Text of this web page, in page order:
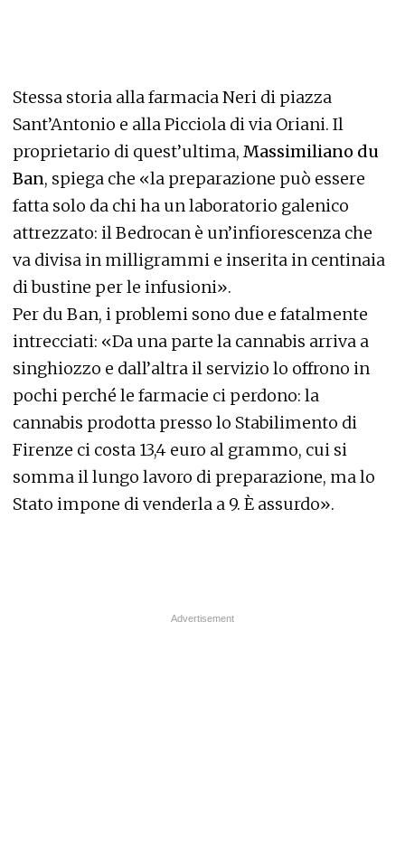
Stessa storia alla farmacia Neri di piazza
Sant’Antonio e alla Picciola di via Oriani. Il
proprietario di quest’ultima, Massimiliano du
Ban, spiega che «la preparazione può essere
fatta solo da chi ha un laboratorio galenico
attrezzato: il Bedrocan è un’infiorescenza che
va divisa in milligrammi e inserita in centinaia
di bustine per le infusioni».
Per du Ban, i problemi sono due e fatalmente
intrecciati: «Da una parte la cannabis arriva a
singhiozzo e dall’altra il servizio lo offrono in
pochi perché le farmacie ci perdono: la
cannabis prodotta presso lo Stabilimento di
Firenze ci costa 13,4 euro al grammo, cui si
somma il lungo lavoro di preparazione, ma lo
Stato impone di venderla a 9. È assurdo».